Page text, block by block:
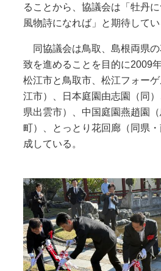
ることから、協議会は「牡丹
風物詩になれば」と期待してい
同協議会は鳥取、島根両県
致を進めることを目的に2009
松江市と鳥取市、松江フォー
江市）、日本庭園由志園（同
県出雲市）、中国庭園燕趙園
町）、とっとり花回廊（同県
成している。